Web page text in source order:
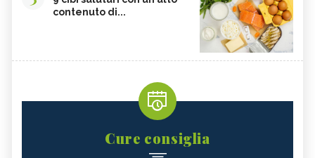
contenuto di...
Cure consiglia